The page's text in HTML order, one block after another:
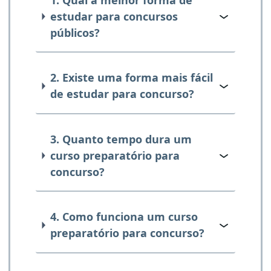
estudar para concursos
públicos?
2. Existe uma forma mais fácil
de estudar para concurso?
3. Quanto tempo dura um
curso preparatório para
concurso?
4. Como funciona um curso
preparatório para concurso?